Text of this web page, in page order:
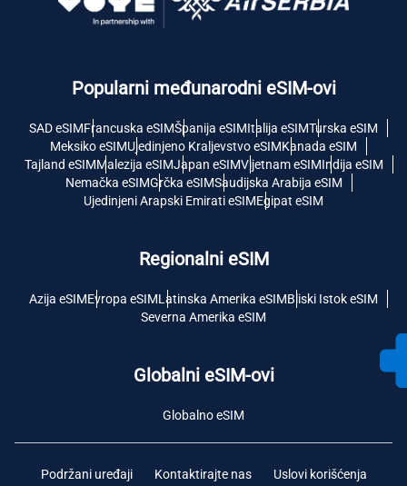
Popularni međunarodni eSIM-ovi
SAD eSIMFrancuska eSIMŠpanija eSIMItalija eSIMTurska eSIM
Meksiko eSIMUjedinjeno Kraljevstvo eSIMKanada eSIM
Tajland eSIMMalezija eSIMJapan eSIMVijetnam eSIMIndija eSIM
Nemačka eSIMGrčka eSIMSaudijska Arabija eSIM
Ujedinjeni Arapski Emirati eSIMEgipat eSIM
Regionalni eSIM
Azija eSIMEvropa eSIMLatinska Amerika eSIMBliski Istok eSIM
Severna Amerika eSIM
Globalni eSIM-ovi
Globalno eSIM
Podržani uređaji Kontaktirajte nas Uslovi korišćenja